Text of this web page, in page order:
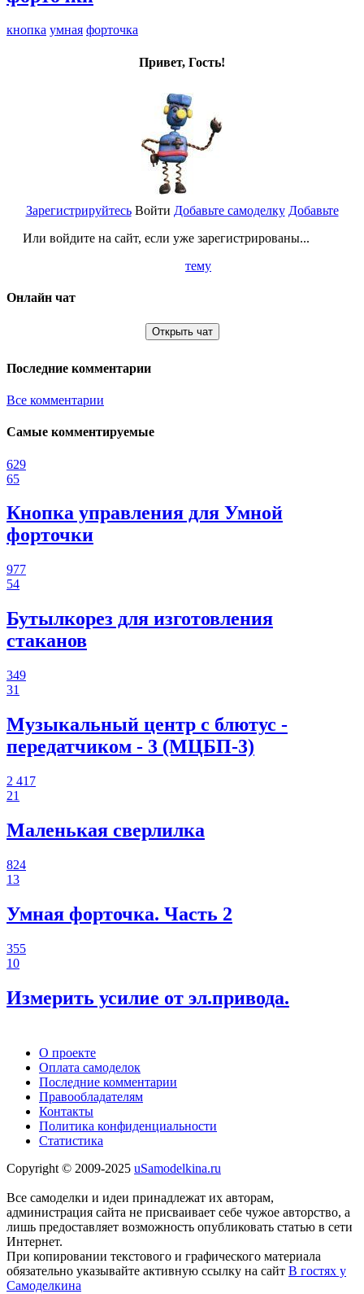
кнопка умная форточка
Привет, Гость!
Зарегистрируйтесь
Или войдите на сайт, если уже зарегистрированы...
Войти Добавьте самоделку Добавьте
тему
Онлайн чат
Открыть чат
Последние комментарии
Все комментарии
Самые комментируемые
629
65
Кнопка управления для Умной
форточки
977
54
Бутылкорез для изготовления
стаканов
349
31
Музыкальный центр с блютус -
передатчиком - 3 (МЦБП-3)
2 417
21
Маленькая сверлилка
824
13
Умная форточка. Часть 2
355
10
Измерить усилие от эл.привода.
О проекте
Оплата самоделок
Последние комментарии
Правообладателям
Контакты
Политика конфиденциальности
Статистика
Copyright © 2009-2025 uSamodelkina.ru
Все самоделки и идеи принадлежат их авторам,
администрация сайта не присваивает себе чужое авторство, а
лишь предоставляет возможность опубликовать статью в сети
Интернет.
При копировании текстового и графического материала
обязательно указывайте активную ссылку на сайт В гостях у
Самоделкина